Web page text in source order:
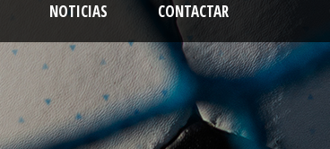
NOTICIAS CONTACTAR